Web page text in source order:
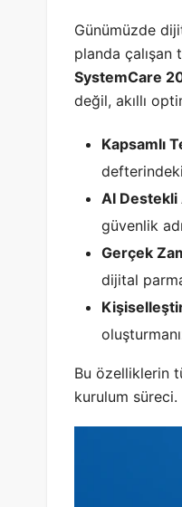
Günümüzde
planda çalışan
SystemCare
değil, akıllı
Kapsamlı
AI Destekli
güvenlik
Gerçek
dijital
Bu özelliklerin
kurulum süreci.